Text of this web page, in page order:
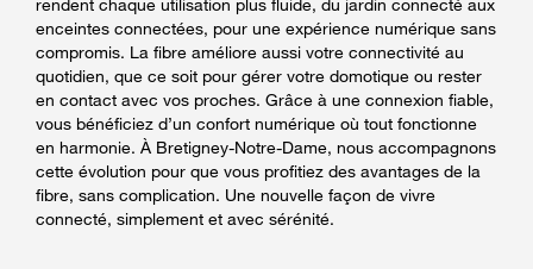
enceintes connectées, pour une expérience numérique sans
compromis. La fibre améliore aussi votre connectivité au
quotidien, que ce soit pour gérer votre domotique ou rester
en contact avec vos proches. Grâce à une connexion fiable,
vous bénéficiez d’un confort numérique où tout fonctionne
en harmonie. À Bretigney-Notre-Dame, nous accompagnons
cette évolution pour que vous profitiez des avantages de la
fibre, sans complication. Une nouvelle façon de vivre
connecté, simplement et avec sérénité.